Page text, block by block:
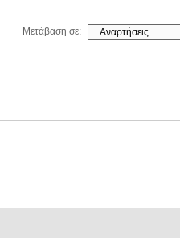
Μετάβαση σε: